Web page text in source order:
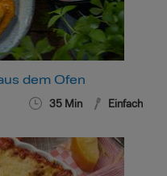
dem Ofen
35 Min Einfach